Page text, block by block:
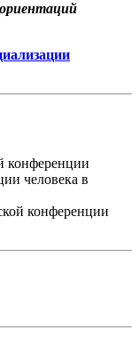
конференции
человека в
конференции